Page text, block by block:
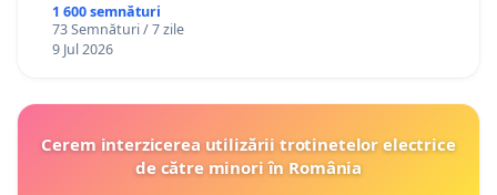
1 600 semnături
73 Semnături / 7 zile
9 Jul 2026
Cerem interzicerea utilizării trotinetelor electrice
de către minori în România